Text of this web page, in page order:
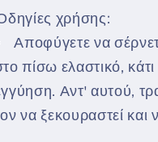
χρήσης:
Αποφύγετε να
πίσω ελαστικό,
Αντ' αυτού,
να ξεκουραστεί και